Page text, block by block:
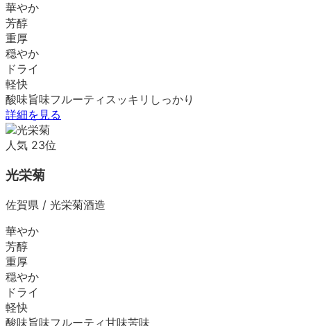
華やか
芳醇
重厚
穏やか
ドライ
軽快
酸味旨味フルーティ スッキリ しっかり
詳細を見る
人気 23位
光栄菊
佐賀県 / 光栄菊酒造
華やか
芳醇
重厚
穏やか
ドライ
軽快
酸味旨味フルーティ甘味苦味